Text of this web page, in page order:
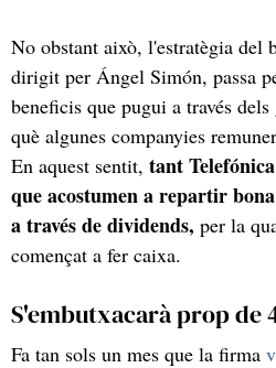
No obstant això, l'estratègia del
dirigit per Ángel Simón, passa
beneficis que pugui a través
què algunes companyies
En aquest sentit, tant
que acostumen a repartir
a través de dividends, per la
començat a fer caixa.
S'embutxacarà prop de
Fa tan sols un mes que la firma